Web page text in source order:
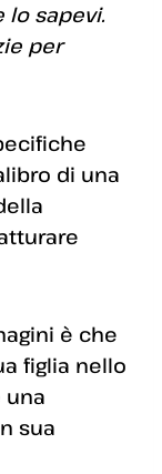
lo sapevi.
per
di una
è che
figlia nello
una
sua